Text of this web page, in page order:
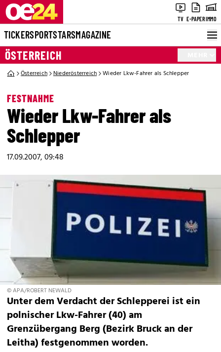
TV E-PAPERIMMO
TICKERSPORTSTARSMAGAZINE
ÖSTERREICH
Österreich Niederösterreich Wieder Lkw-Fahrer als Schlepper
FESTNAHME
Wieder Lkw-Fahrer als
Schlepper
17.09.2007, 09:48
© APA/ROBERT NEWALD
Unter dem Verdacht der Schlepperei ist ein
polnischer Lkw-Fahrer (40) am
Grenzübergang Berg (Bezirk Bruck an der
Leitha) festgenommen worden.